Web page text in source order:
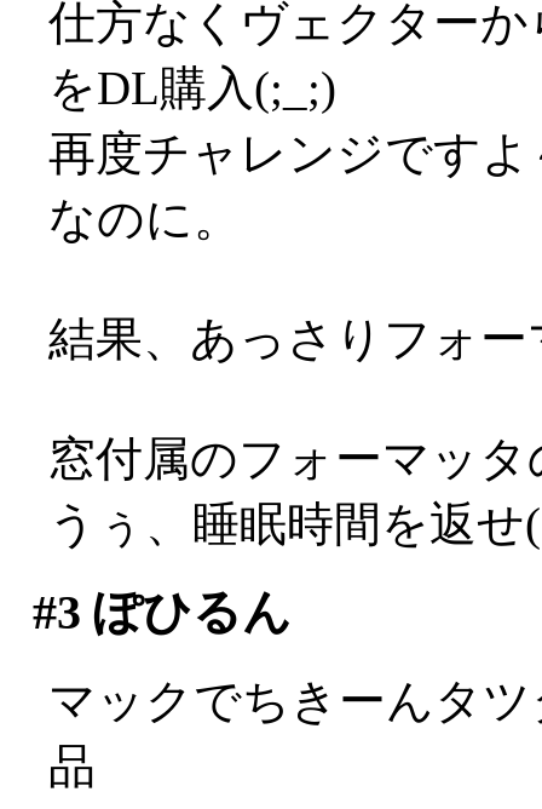
仕方なくヴェクター
をDL購入(;_;)
再度チャレンジです
なのに。
結果、あっさりフォ
窓付属のフォーマッ
うぅ、睡眠時間を返
#3 ぽひるん
マックでちきーんタ
品